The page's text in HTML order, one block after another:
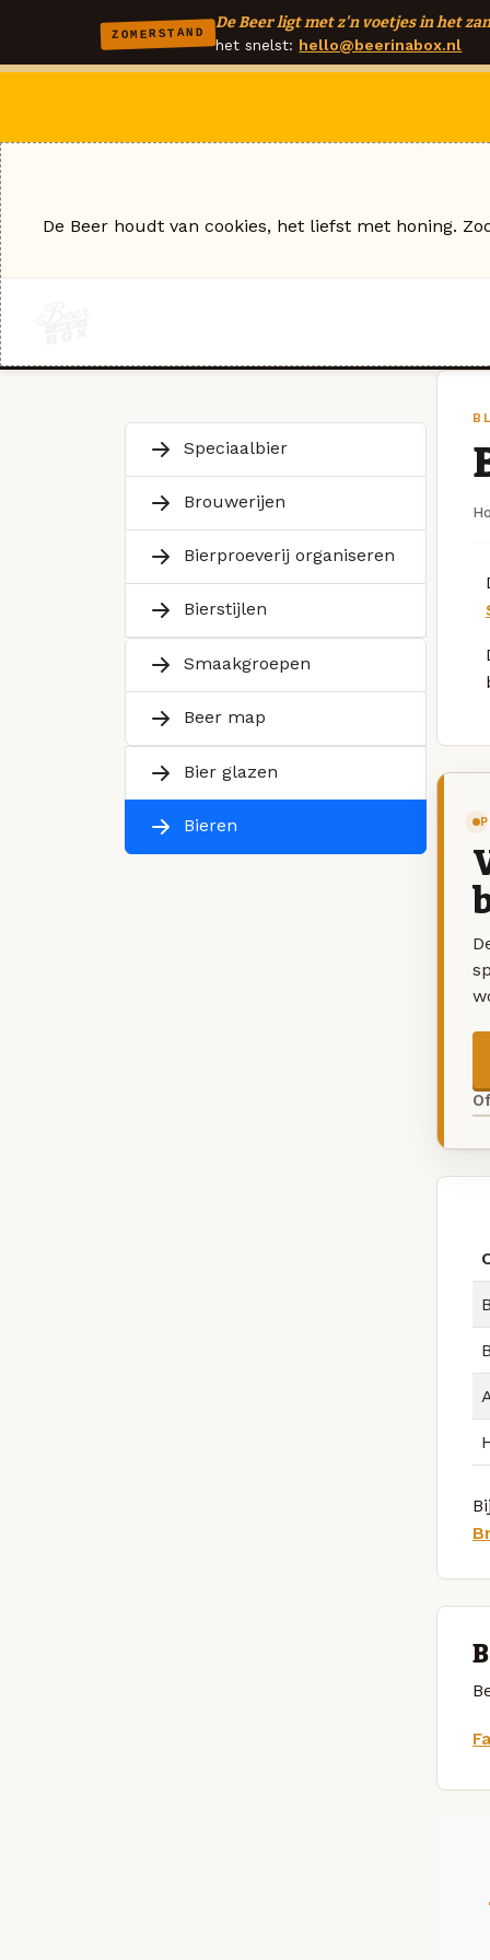
ZOMERSTAND
De Beer ligt met z'n voetjes in het
het snelst: hello@beerinabox.nl
Speciaalbier
Brouwerijen
Bierproeverij organiseren
Bierstijlen
Smaakgroepen
Beer map
Bier glazen
Bieren
De Beer houdt van cookies, het liefst met honing.